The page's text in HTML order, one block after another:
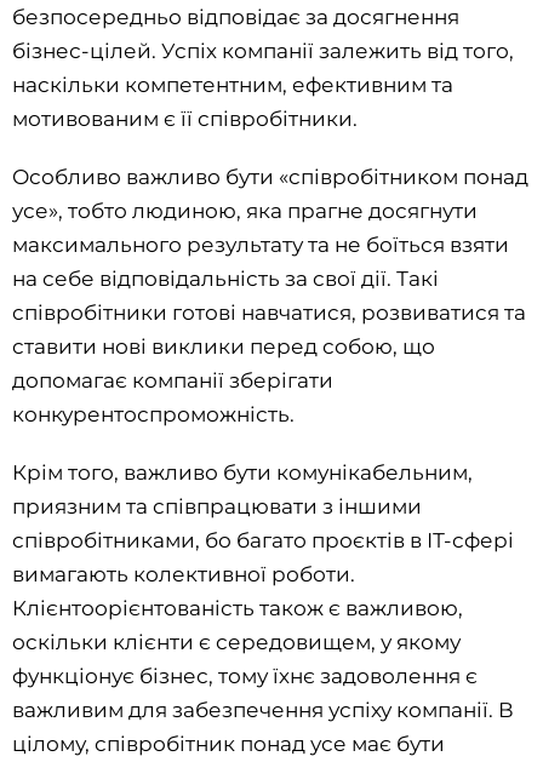
безпосередньо відповідає за досягнення
бізнес-цілей. Успіх компанії залежить від того,
наскільки компетентним, ефективним та
мотивованим є її співробітники.
Особливо важливо бути «співробітником понад
усе», тобто людиною, яка прагне досягнути
максимального результату та не боїться взяти
на себе відповідальність за свої дії. Такі
співробітники готові навчатися, розвиватися та
ставити нові виклики перед собою, що
допомагає компанії зберігати
конкурентоспроможність.
Крім того, важливо бути комунікабельним,
приязним та співпрацювати з іншими
співробітниками, бо багато проєктів в ІТ-сфері
вимагають колективної роботи.
Клієнтоорієнтованість також є важливою,
оскільки клієнти є середовищем, у якому
функціонує бізнес, тому їхнє задоволення є
важливим для забезпечення успіху компанії. В
цілому, співробітник понад усе має бути